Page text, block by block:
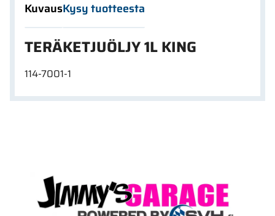
KuvausKysy tuotteesta
TERÄKETJUÖLJY 1L KING
114-7001-1